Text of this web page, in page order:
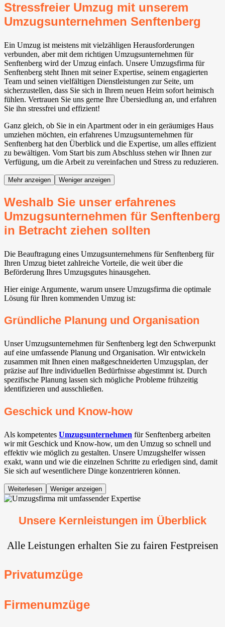
Stressfreier Umzug mit unserem
Umzugsunternehmen Senftenberg
Ein Umzug ist meistens mit vielzähligen Herausforderungen
verbunden, aber mit dem richtigen Umzugsunternehmen für
Senftenberg wird der Umzug einfach. Unsere Umzugsfirma für
Senftenberg steht Ihnen mit seiner Expertise, seinem engagierten
Team und seinen vielfältigen Dienstleistungen zur Seite, um
sicherzustellen, dass Sie sich in Ihrem neuen Heim sofort heimisch
fühlen. Vertrauen Sie uns gerne Ihre Übersiedlung an, und erfahren
Sie ihn stressfrei und effizient!
Ganz gleich, ob Sie in ein Apartment oder in ein geräumiges Haus
umziehen möchten, ein erfahrenes Umzugsunternehmen für
Senftenberg hat den Überblick und die Expertise, um alles effizient
zu bewältigen. Vom Start bis zum Abschluss stehen wir Ihnen zur
Verfügung, um die Arbeit zu vereinfachen und Stress zu reduzieren.
Mehr anzeigen Weniger anzeigen
Weshalb Sie unser erfahrenes
Umzugsunternehmen für Senftenberg
in Betracht ziehen sollten
Die Beauftragung eines Umzugsunternehmens für Senftenberg für
Ihren Umzug bietet zahlreiche Vorteile, die weit über die
Beförderung Ihres Umzugsgutes hinausgehen.
Hier einige Argumente, warum unsere Umzugsfirma die optimale
Lösung für Ihren kommenden Umzug ist:
Gründliche Planung und Organisation
Unser Umzugsunternehmen für Senftenberg legt den Schwerpunkt
auf eine umfassende Planung und Organisation. Wir entwickeln
zusammen mit Ihnen einen maßgeschneiderten Umzugsplan, der
präzise auf Ihre individuellen Bedürfnisse abgestimmt ist. Durch
spezifische Planung lassen sich mögliche Probleme frühzeitig
identifizieren und ausschließen.
Geschick und Know-how
Als kompetentes Umzugsunternehmen für Senftenberg arbeiten
wir mit Geschick und Know-how, um den Umzug so schnell und
effektiv wie möglich zu gestalten. Unsere Umzugshelfer wissen
exakt, wann und wie die einzelnen Schritte zu erledigen sind, damit
Sie sich auf wesentlichere Dinge konzentrieren können.
Weiterlesen Weniger anzeigen
Unsere Kernleistungen im Überblick
Alle Leistungen erhalten Sie zu fairen Festpreisen
Privatumzüge
Firmenumzüge